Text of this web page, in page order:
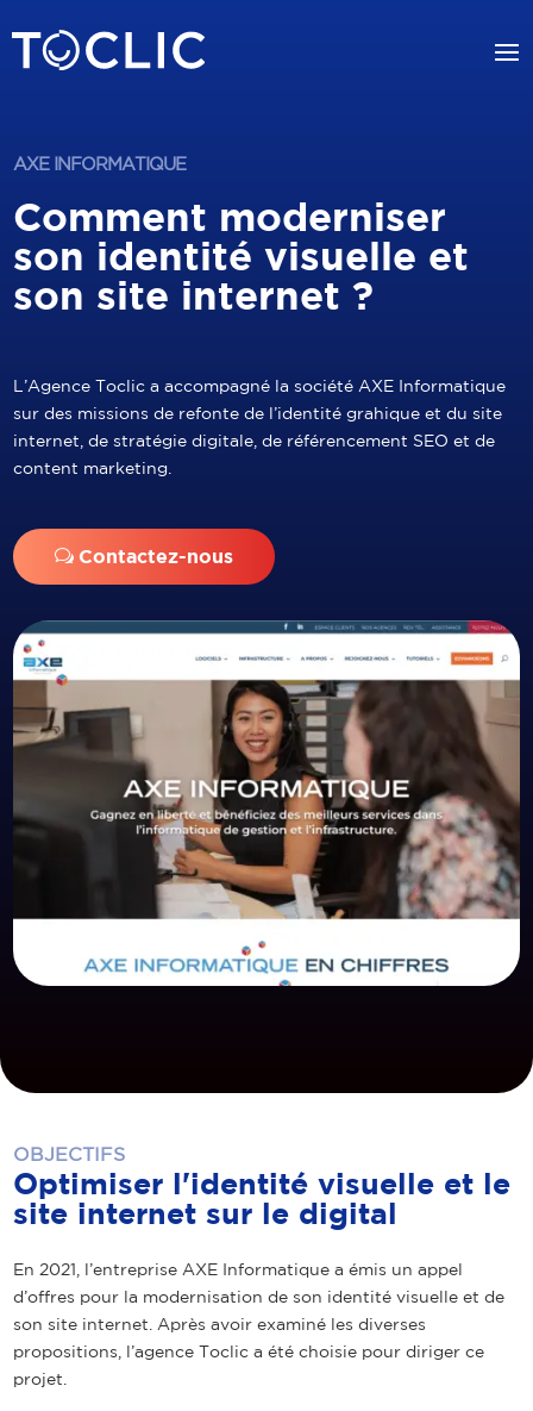
AXE INFORMATIQUE
Comment moderniser
son identité visuelle et
son site internet ?
L’Agence Toclic a accompagné la société AXE Informatique
sur des missions de refonte de l’identité grahique et du site
internet, de stratégie digitale, de référencement SEO et de
content marketing.
Contactez-nous
OBJECTIFS
Optimiser l'identité visuelle et le
site internet sur le digital
En 2021, l’entreprise AXE Informatique a émis un appel
d’offres pour la modernisation de son identité visuelle et de
son site internet. Après avoir examiné les diverses
propositions, l’agence Toclic a été choisie pour diriger ce
projet.